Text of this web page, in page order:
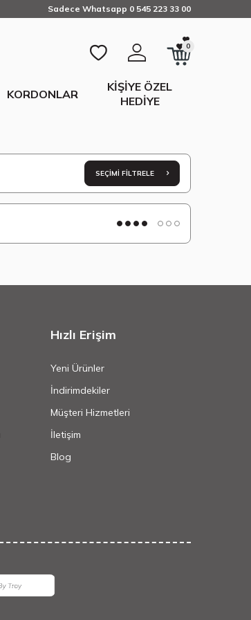
Sadece Whatsapp 0 545 223 33 00
0
KORDONLAR
KIŞIYE ÖZEL
HEDIYE
SEÇIMI FILTRELE
Hızlı Erişim
Yeni Ürünler
İndirimdekiler
Müşteri Hizmetleri
İletişim
Blog